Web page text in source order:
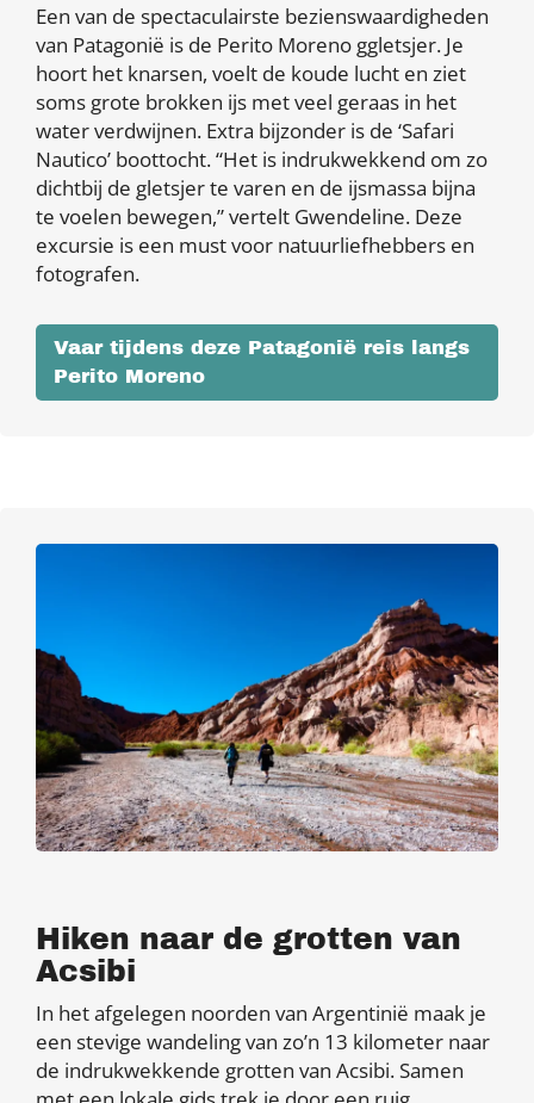
Een van de spectaculairste bezienswaardigheden
van Patagonië is de Perito Moreno ggletsjer. Je
hoort het knarsen, voelt de koude lucht en ziet
soms grote brokken ijs met veel geraas in het
water verdwijnen. Extra bijzonder is de ‘Safari
Nautico’ boottocht. “Het is indrukwekkend om zo
dichtbij de gletsjer te varen en de ijsmassa bijna
te voelen bewegen,” vertelt Gwendeline. Deze
excursie is een must voor natuurliefhebbers en
fotografen.
Vaar tijdens deze Patagonië reis langs
Perito Moreno
Hiken naar de grotten van
Acsibi
In het afgelegen noorden van Argentinië maak je
een stevige wandeling van zo’n 13 kilometer naar
de indrukwekkende grotten van Acsibi. Samen